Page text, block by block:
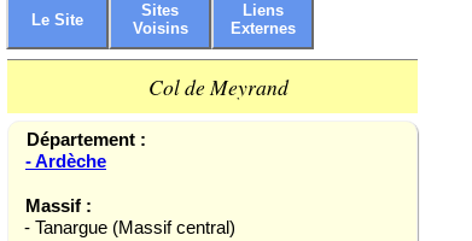
Le Site
Sites
Voisins
Liens
Externes
Col de Meyrand
Département :
- Ardèche
Massif :
- Tanargue (Massif central)